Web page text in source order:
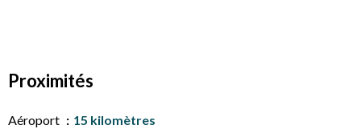
Proximités
Aéroport
15 kilomètres